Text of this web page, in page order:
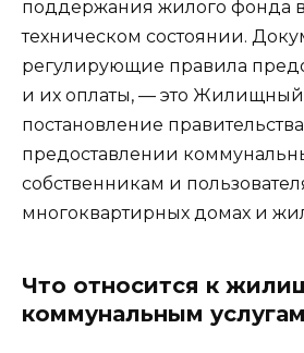
поддержания жилого фонда
техническом состоянии.
регулирующие правила
и их оплаты, — это Жилищный
постановление
предоставлении
собственникам и
многоквартирных домах и
Что относится к
коммунальным услугам